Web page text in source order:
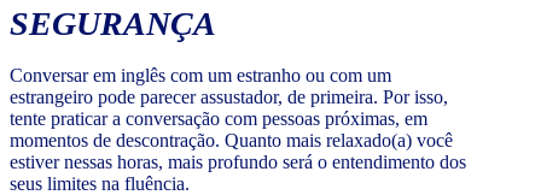
SEGURANÇA
Conversar em inglês com um estranho ou com um
estrangeiro pode parecer assustador, de primeira. Por isso,
tente praticar a conversação com pessoas próximas, em
momentos de descontração. Quanto mais relaxado(a) você
estiver nessas horas, mais profundo será o entendimento dos
seus limites na fluência.